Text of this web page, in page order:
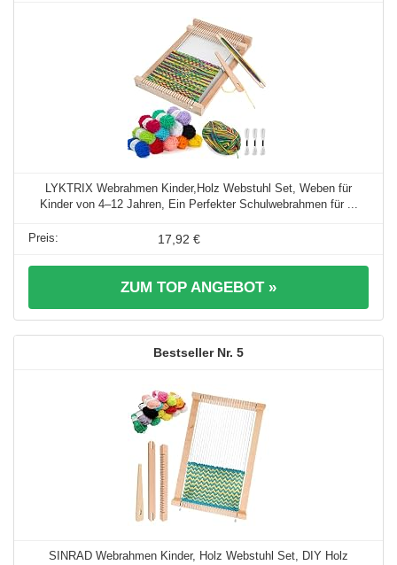
LYKTRIX Webrahmen Kinder,Holz Webstuhl Set, Weben für
Kinder von 4–12 Jahren, Ein Perfekter Schulwebrahmen für ...
17,92 €
ZUM TOP ANGEBOT »
5
SINRAD Webrahmen Kinder, Holz Webstuhl Set, DIY Holz